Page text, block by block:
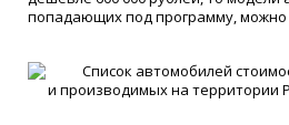
попадающих под программу, можно